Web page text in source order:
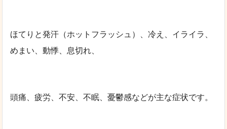
ほてりと発汗（ホットフラッシュ）、冷え、イライラ、
めまい、動悸、息切れ、
頭痛、疲労、不安、不眠、憂鬱感などが主な症状です。